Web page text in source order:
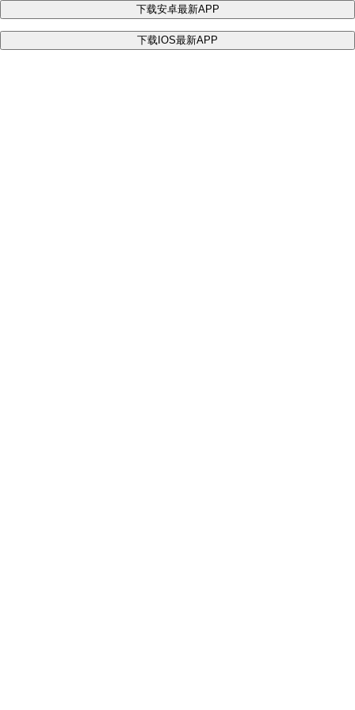
下载安卓最新APP
下载IOS最新APP